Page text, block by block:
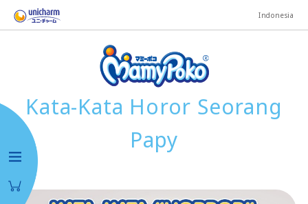
Indonesia
Kata-Kata Horor Seorang
Papy